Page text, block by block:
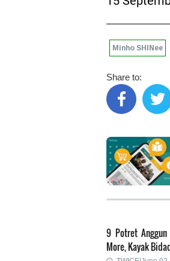
Minho SHINee
Share to:
9 Potret
More, Kayak